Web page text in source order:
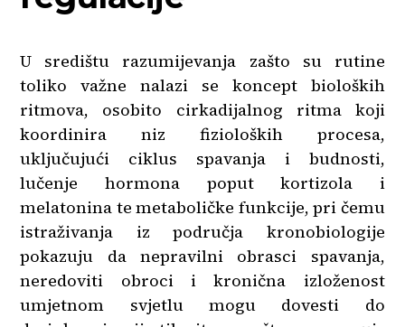
U središtu razumijevanja zašto su rutine
toliko važne nalazi se koncept bioloških
ritmova, osobito cirkadijalnog ritma koji
koordinira niz fizioloških procesa,
uključujući ciklus spavanja i budnosti,
lučenje hormona poput kortizola i
melatonina te metaboličke funkcije, pri čemu
istraživanja iz područja kronobiologije
pokazuju da nepravilni obrasci spavanja,
neredoviti obroci i kronična izloženost
umjetnom svjetlu mogu dovesti do